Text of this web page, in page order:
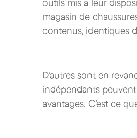
outils mis à leur
magasin de
contenus, identiques
D’autres sont en
indépendants
avantages. C’est ce